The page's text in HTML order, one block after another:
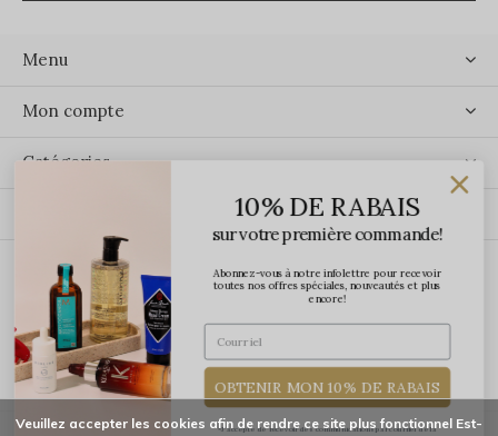
Menu
Mon compte
Catégories
ÉCRIVEZ-NOUS
Veuillez accepter les cookies afin de rendre ce site plus fonctionnel Est-
10% DE RABAIS
sur votre première commande!
Abonnez-vous à notre infolettre pour recevoir
toutes nos offres spéciales, nouveautés et plus
encore!
OBTENIR MON 10% DE RABAIS
*J'accepte de recevoir des communications par courriel de la